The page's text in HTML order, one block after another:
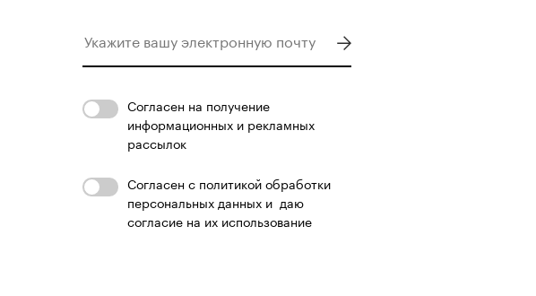
Согласен на получение
информационных и рекламных
рассылок
Согласен с политикой обработки
персональных данных и даю
согласие на их использование